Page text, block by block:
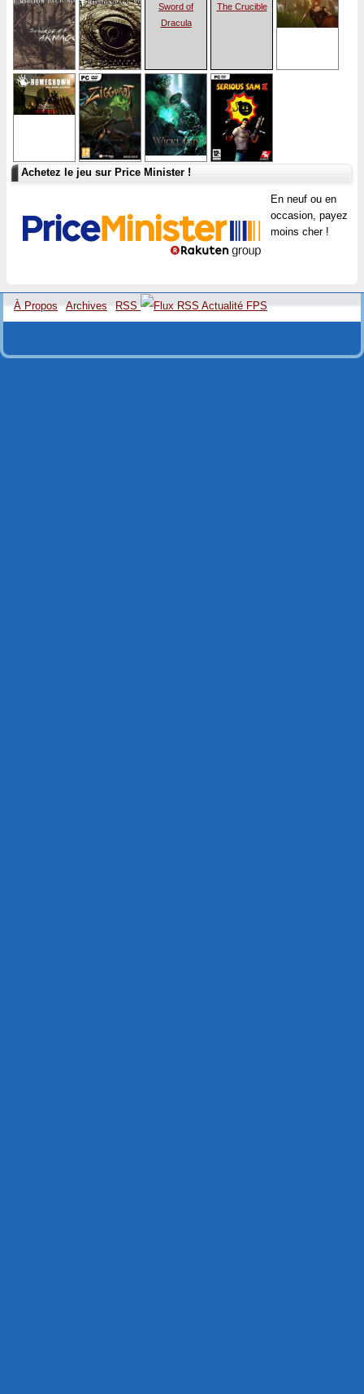
Sword of
Dracula
The Crucible
Achetez le jeu sur Price Minister !
En neuf ou en
occasion, payez
moins cher !
À Propos Archives RSS